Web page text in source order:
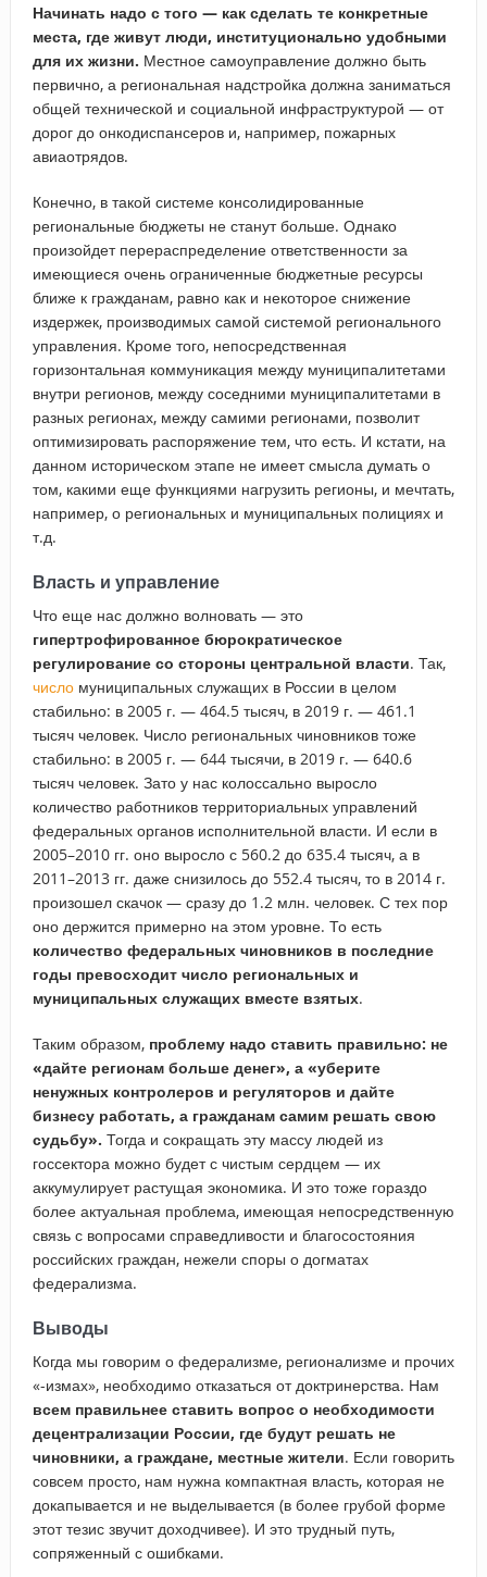
Начинать надо с того — как сделать те конкретные
места, где живут люди, институционально удобными
для их жизни. Местное самоуправление должно быть
первично, а региональная надстройка должна заниматься
общей технической и социальной инфраструктурой — от
дорог до онкодиспансеров и, например, пожарных
авиаотрядов.
Конечно, в такой системе консолидированные
региональные бюджеты не станут больше. Однако
произойдет перераспределение ответственности за
имеющиеся очень ограниченные бюджетные ресурсы
ближе к гражданам, равно как и некоторое снижение
издержек, производимых самой системой регионального
управления. Кроме того, непосредственная
горизонтальная коммуникация между муниципалитетами
внутри регионов, между соседними муниципалитетами в
разных регионах, между самими регионами, позволит
оптимизировать распоряжение тем, что есть. И кстати, на
данном историческом этапе не имеет смысла думать о
том, какими еще функциями нагрузить регионы, и мечтать,
например, о региональных и муниципальных полициях и
т.д.
Власть и управление
Что еще нас должно волновать — это
гипертрофированное бюрократическое
регулирование со стороны центральной власти. Так,
числомуниципальных служащих в России в целом
стабильно: в 2005 г. ­— 464.5 тысяч, в 2019 г. — 461.1
тысяч человек. Число региональных чиновников тоже
стабильно: в 2005 г. — 644 тысячи, в 2019 г. — 640.6
тысяч человек. Зато у нас колоссально выросло
количество работников территориальных управлений
федеральных органов исполнительной власти. И если в
2005–2010 гг. оно выросло с 560.2 до 635.4 тысяч, а в
2011–2013 гг. даже снизилось до 552.4 тысяч, то в 2014 г.
произошел скачок — сразу до 1.2 млн. человек. С тех пор
оно держится примерно на этом уровне. То есть
количество федеральных чиновников в последние
годы превосходит число региональных и
муниципальных служащих вместе взятых.
Таким образом, проблему надо ставить правильно: не
«дайте регионам больше денег», а «уберите
ненужных контролеров и регуляторов и дайте
бизнесу работать, а гражданам самим решать свою
судьбу». Тогда и сокращать эту массу людей из
госсектора можно будет с чистым сердцем — их
аккумулирует растущая экономика. И это тоже гораздо
более актуальная проблема, имеющая непосредственную
связь с вопросами справедливости и благосостояния
российских граждан, нежели споры о догматах
федерализма.
Выводы
Когда мы говорим о федерализме, регионализме и прочих
«-измах», необходимо отказаться от доктринерства. Нам
всем правильнее ставить вопрос о необходимости
децентрализации России, где будут решать не
чиновники, а граждане, местные жители. Если говорить
совсем просто, нам нужна компактная власть, которая не
докапывается и не выделывается (в более грубой форме
этот тезис звучит доходчивее). И это трудный путь,
сопряженный с ошибками.